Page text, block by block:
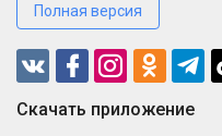
Полная версия
Cкачать приложение